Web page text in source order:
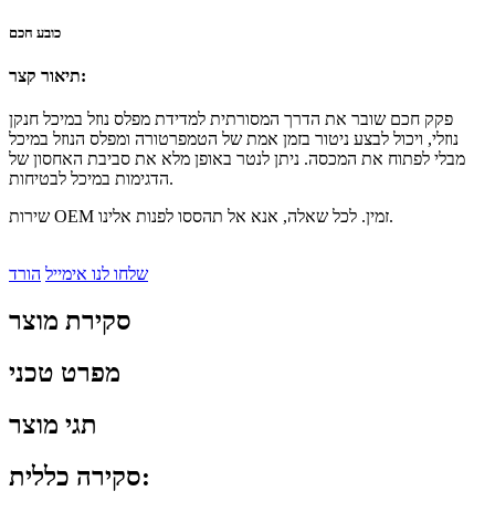
כובע חכם
תיאור קצר:
פקק חכם שובר את הדרך המסורתית למדידת מפלס נוזל במיכל חנקן
נוזלי, ויכול לבצע ניטור בזמן אמת של הטמפרטורה ומפלס הנוזל במיכל
מבלי לפתוח את המכסה. ניתן לנטר באופן מלא את סביבת האחסון של
הדגימות במיכל לבטיחות.
שירות OEM זמין. לכל שאלה, אנא אל תהססו לפנות אלינו.
שלחו לנו אימייל הורד
סקירת מוצר
מפרט טכני
תגי מוצר
סקירה כללית: